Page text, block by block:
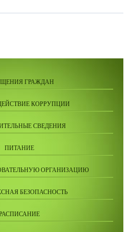
ГРАЖДАН
КОРРУПЦИИ
СВЕДЕНИЯ
ПИТАНИЕ
ОРГАНИЗАЦИЮ
БЕЗОПАСНОСТЬ